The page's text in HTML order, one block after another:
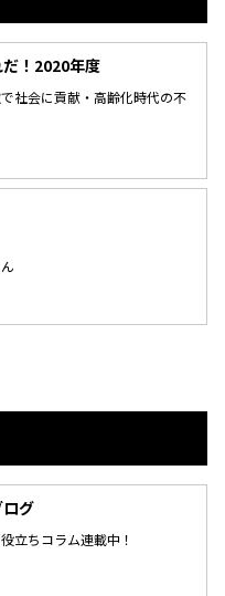
！2020年度
社会に貢献・高齢化時代の不
グ
立ちコラム連載中！